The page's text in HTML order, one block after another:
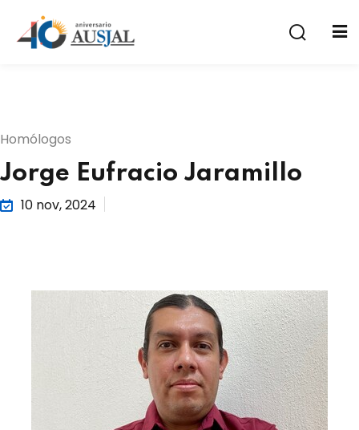
Homólogos
Jorge Eufracio Jaramillo
10 nov, 2024